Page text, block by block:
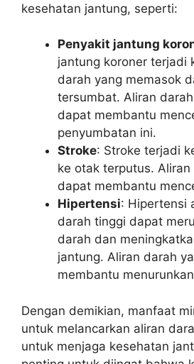
kesehatan jantung, seperti:
Penyakit jantung
jantung koroner terjadi
darah yang memasok
tersumbat. Aliran
dapat membantu
penyumbatan ini.
Stroke: Stroke terjadi
ke otak terputus.
dapat membantu
Hipertensi: Hipertensi
darah tinggi dapat
darah dan
jantung. Aliran darah
membantu
Dengan demikian, manfaat
untuk melancarkan aliran
untuk menjaga kesehatan